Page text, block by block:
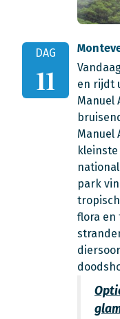
DAG
11
en rijdt
Manuel
Manuel
park
flora en